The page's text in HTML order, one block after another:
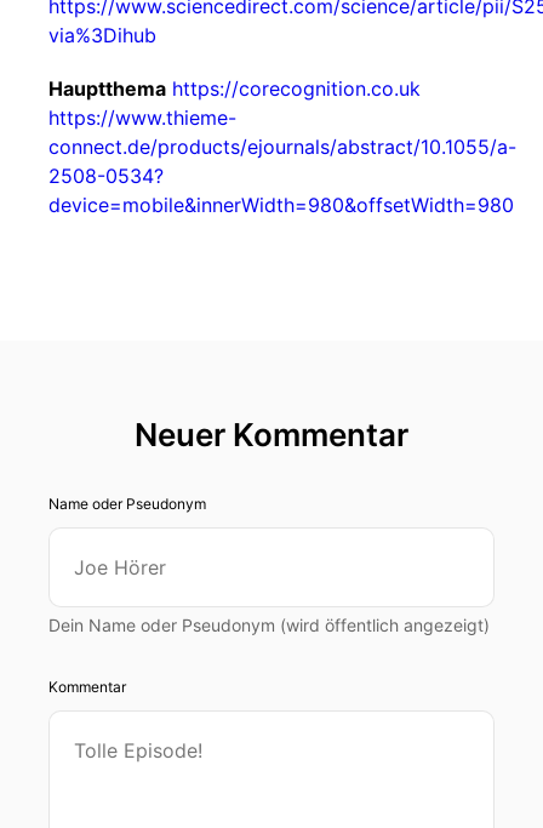
https://www.sciencedirect.com/science/article/pii/
via%3Dihub
Hauptthema https://corecognition.co.uk
https://www.thieme-
connect.de/products/ejournals/abstract/10.1055/a-
2508-0534?
device=mobile&innerWidth=980&offsetWidth=980
Neuer Kommentar
Name oder Pseudonym
Dein Name oder Pseudonym (wird öffentlich angezeigt)
Kommentar